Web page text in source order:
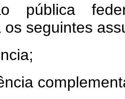
pública
os seguintes